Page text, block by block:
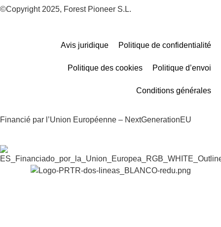
©Copyright 2025, Forest Pioneer S.L.
Avis juridique Politique de confidentialité
Politique des cookies Politique d’envoi
Conditions générales
Financié par l’Union Européenne – NextGenerationEU